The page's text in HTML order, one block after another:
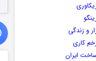
و زندگی
کاری
ایران